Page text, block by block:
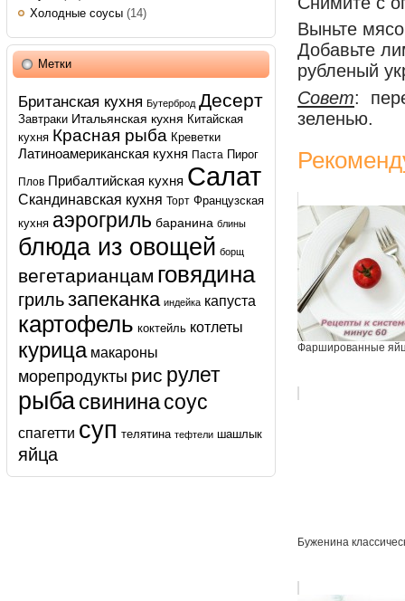
Холодные соусы (14)
Метки
Британская кухня Бутерброд Десерт
Завтраки Итальянская кухня Китайская
кухня Красная рыба Креветки
Латиноамериканская кухня Паста Пирог
Плов Прибалтийская кухня Салат
Скандинавская кухня Торт Французская
кухня аэрогриль баранина блины
блюда из овощей борщ
вегетарианцам говядина
грильзапеканка индейка капуста
картофель коктейль котлеты
курица макароны
морепродукты рис рулет
рыбасвининасоус
спагетти суп телятина тефтели шашлык
яйца
Выньте
Добавьте
рубленый
Совет:
зеленью.
Фаршированные
Буженина